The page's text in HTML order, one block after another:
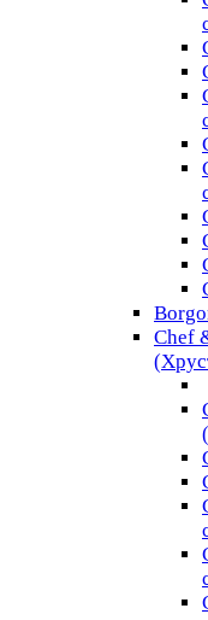
Chef